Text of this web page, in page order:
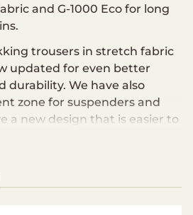
and G-1000 Eco for long
trousers in stretch fabric
updated for even better
durability. We have also
zone for suspenders and
a new design that is easier to
generous ventilation zippers
pads (an accessory). A well-
for maximum freedom of